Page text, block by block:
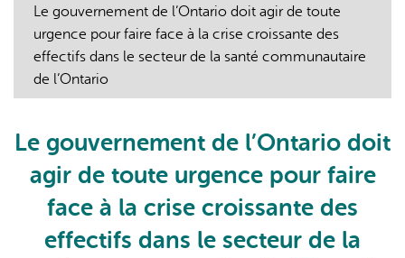
vérifier toute réponse.
Le gouvernement de l’Ontario doit agir de toute
urgence pour faire face à la crise croissante des
effectifs dans le secteur de la santé communautaire
de l’Ontario
Le gouvernement de l’Ontario doit
agir de toute urgence pour faire
face à la crise croissante des
effectifs dans le secteur de la